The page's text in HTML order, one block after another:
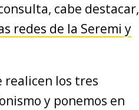
cabe destacar,
redes de la Seremi y
realicen los tres
y ponemos en